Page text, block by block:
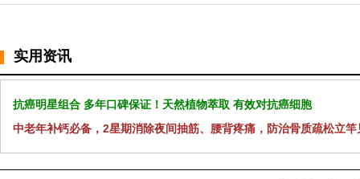
实用资讯
抗癌明星组合 多年口碑保证！天然植物萃取 有效对抗癌细胞
中老年补钙必备，2星期消除夜间抽筋、腰背疼痛，防治骨质疏松立竿